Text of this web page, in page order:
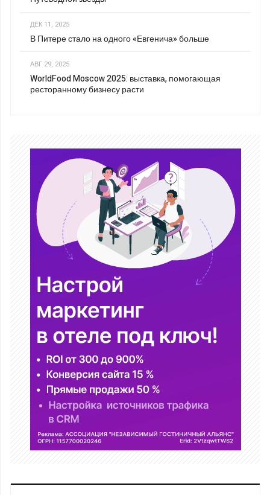
ДЕК 11, 2025
В Питере стало на одного «Евгенича» больше
АВГ 29, 2025
WorldFood Moscow 2025: выставка, помогающая
ресторанному бизнесу расти